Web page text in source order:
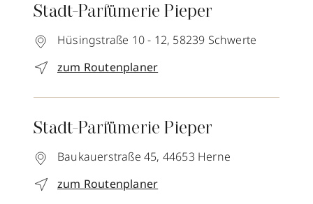
Stadt-Parfümerie Pieper
Hüsingstraße 10 - 12, 58239 Schwerte
zum Routenplaner
Stadt-Parfümerie Pieper
Baukauerstraße 45, 44653 Herne
zum Routenplaner